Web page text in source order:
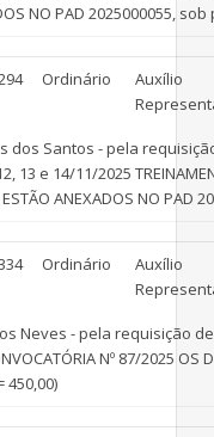
NO PAD 2025000055,
Ordinário
Auxílio
Santos - pela
13 e 14/11/2025
ANEXADOS NO
Ordinário
Auxílio
Neves - pela requisição
Nº 87/2025
450,00)